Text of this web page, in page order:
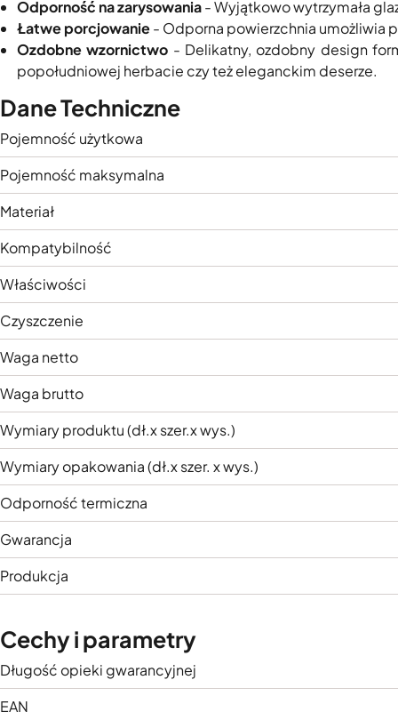
Odporność na zarysowania- Wyjątkowo wytrzymała
Łatwe porcjowanie- Odporna powierzchnia umożliwia
Ozdobne wzornictwo - Delikatny, ozdobny design
popołudniowej herbacie czy też eleganckim deserze.
Dane Techniczne
Pojemność użytkowa
Pojemność maksymalna
Materiał
Kompatybilność
Właściwości
Czyszczenie
Waga netto
Waga brutto
Wymiary produktu (dł.x szer.x wys.)
Wymiary opakowania (dł.x szer. x wys.)
Odporność termiczna
Gwarancja
Produkcja
Cechy i parametry
Długość opieki gwarancyjnej
EAN